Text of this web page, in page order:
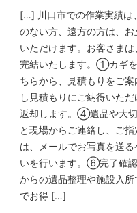
[…] 川口市での作業実績は
のない方、遠方の方は、
いただけます。お客さま
完結いたします。①カギ
ちらから、見積もりをご
し見積もりにご納得いた
返却します。④遺品や大
と現場からご連絡し、ご
は、メールでお写真を送
いを行います。⑥完了確
からの遺品整理や施設入
でお得 […]